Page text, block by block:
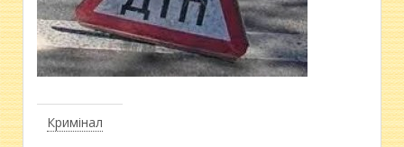
Кримінал